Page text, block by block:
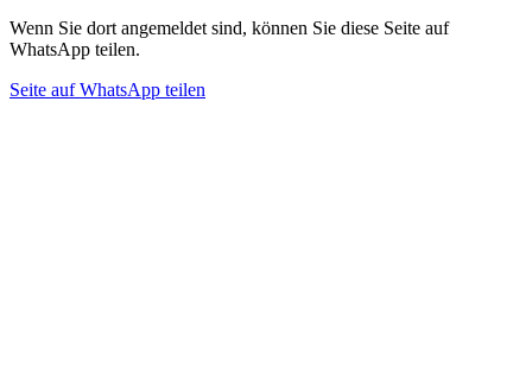
Wenn Sie dort angemeldet sind, können Sie diese Seite auf
WhatsApp teilen.
Seite auf WhatsApp teilen